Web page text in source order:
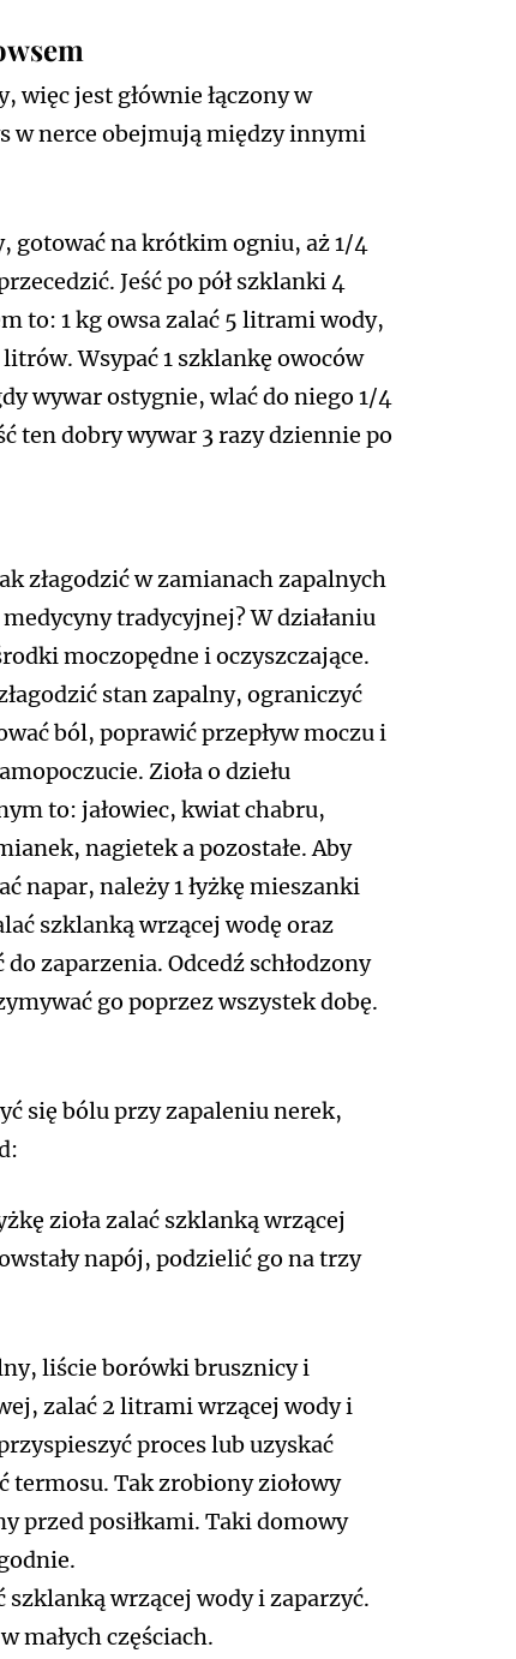
więc jest głównie łączony w
w nerce obejmują między innymi
gotować na krótkim ogniu, aż 1/4
Jeść po pół szklanki 4
to: 1 kg owsa zalać 5 litrami wody,
Wsypać 1 szklankę owoców
wywar ostygnie, wlać do niego 1/4
ten dobry wywar 3 razy dziennie po
złagodzić w zamianach zapalnych
tradycyjnej? W działaniu
moczopędne i oczyszczające.
stan zapalny, ograniczyć
ból, poprawić przepływ moczu i
Zioła o dziełu
to: jałowiec, kwiat chabru,
nagietek a pozostałe. Aby
napar, należy 1 łyżkę mieszanki
szklanką wrzącej wodę oraz
zaparzenia. Odcedź schłodzony
go poprzez wszystek dobę.
się bólu przy zapaleniu nerek,
zioła zalać szklanką wrzącej
napój, podzielić go na trzy
liście borówki brusznicy i
zalać 2 litrami wrzącej wody i
proces lub uzyskać
Tak zrobiony ziołowy
przed posiłkami. Taki domowy
wrzącej wody i zaparzyć.
małych częściach.